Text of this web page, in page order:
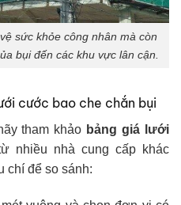
sức khỏe công nhân mà còn
bụi đến các khu vực lân cận.
cước bao che chắn bụi
tham khảo bảng giá lưới
nhiều nhà cung cấp khác
chí để so sánh: